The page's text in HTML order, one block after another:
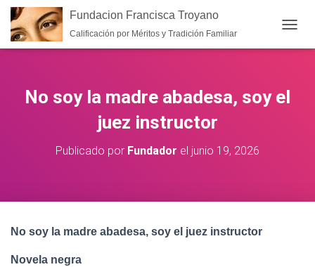
Fundacion Francisca Troyano
Calificación por Méritos y Tradición Familiar
No soy la madre abadesa, soy el
juez instructor
Publicado por Fundador el junio 19, 2026
No soy la madre abadesa, soy el juez instructor
Novela negra